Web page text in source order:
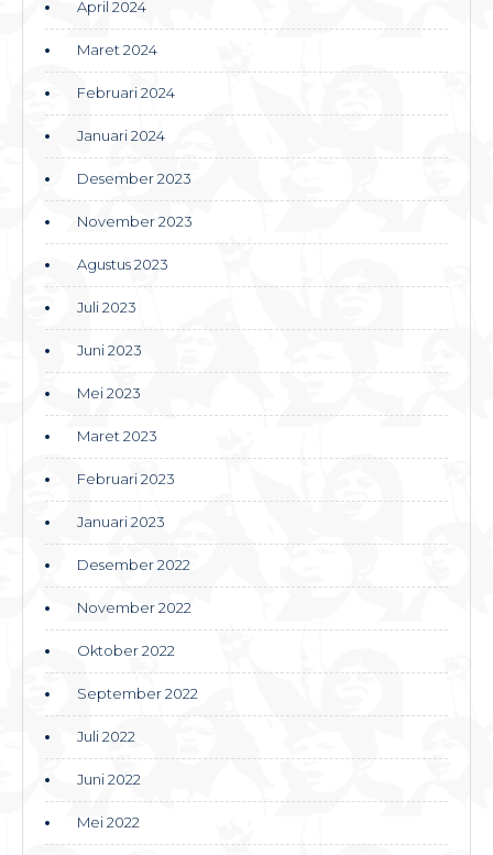
April 2024
Maret 2024
Februari 2024
Januari 2024
Desember 2023
November 2023
Agustus 2023
Juli 2023
Juni 2023
Mei 2023
Maret 2023
Februari 2023
Januari 2023
Desember 2022
November 2022
Oktober 2022
September 2022
Juli 2022
Juni 2022
Mei 2022